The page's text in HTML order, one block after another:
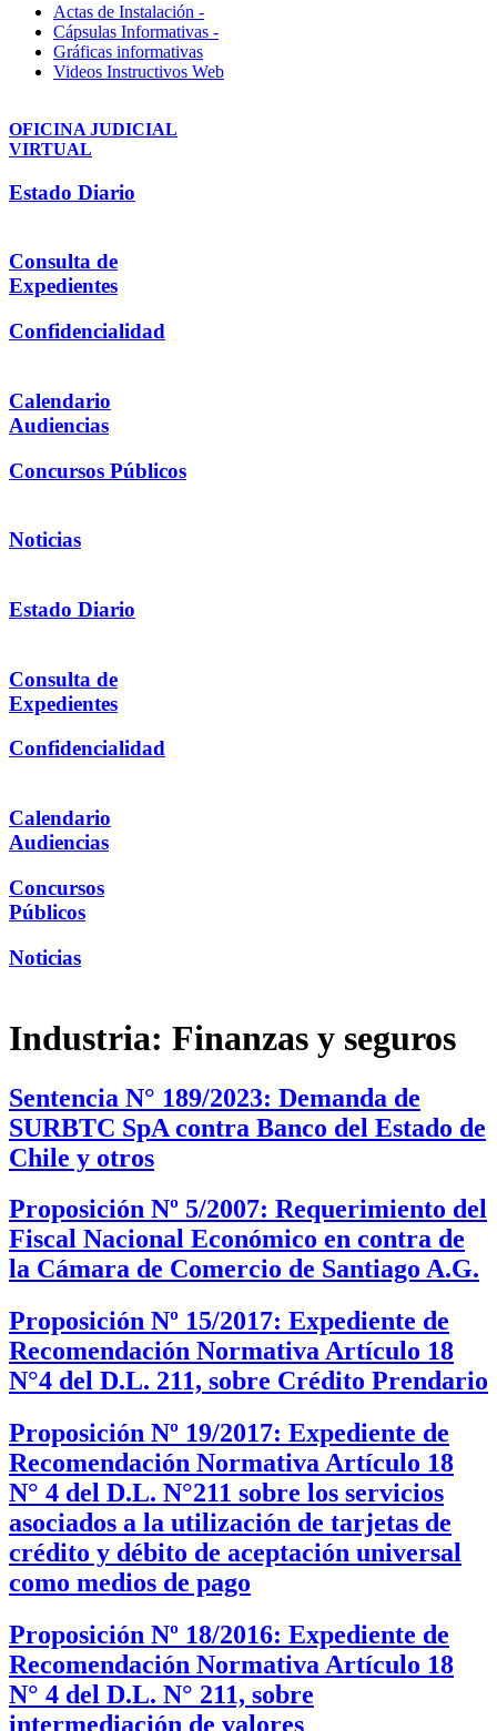
Actas de Instalación -
Cápsulas Informativas -
Gráficas informativas
Videos Instructivos Web
OFICINA JUDICIAL
VIRTUAL
Estado Diario
Consulta de
Expedientes
Confidencialidad
Calendario
Audiencias
Concursos Públicos
Noticias
Estado Diario
Consulta de
Expedientes
Confidencialidad
Calendario
Audiencias
Concursos
Públicos
Noticias
Industria: Finanzas y seguros
Sentencia N° 189/2023: Demanda de
SURBTC SpA contra Banco del Estado de
Chile y otros
Proposición Nº 5/2007: Requerimiento del
Fiscal Nacional Económico en contra de
la Cámara de Comercio de Santiago A.G.
Proposición Nº 15/2017: Expediente de
Recomendación Normativa Artículo 18
N°4 del D.L. 211, sobre Crédito Prendario
Proposición Nº 19/2017: Expediente de
Recomendación Normativa Artículo 18
N° 4 del D.L. N°211 sobre los servicios
asociados a la utilización de tarjetas de
crédito y débito de aceptación universal
como medios de pago
Proposición Nº 18/2016: Expediente de
Recomendación Normativa Artículo 18
N° 4 del D.L. N° 211, sobre
intermediación de valores